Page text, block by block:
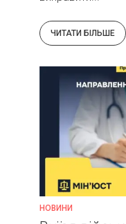
ЧИТАТИ БІЛЬШЕ
НОВИНИ